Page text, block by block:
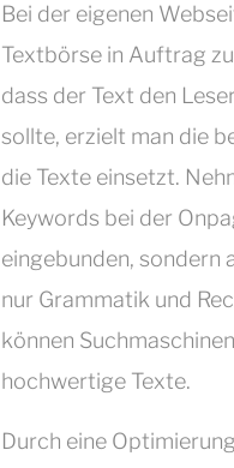
Bei der eigenen
Textbörse in Auftrag
dass der Text den
sollte, erzielt man die
die Texte einsetzt.
Keywords bei der
eingebunden, sondern
nur Grammatik und
können
hochwertige Texte.
Durch eine